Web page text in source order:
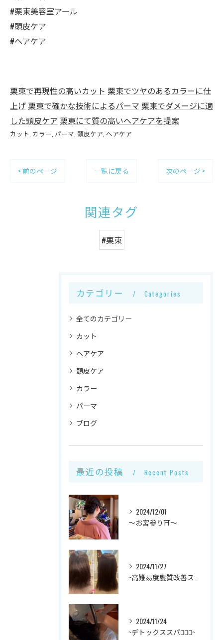
#栗東美容室アール
#頭皮ケア
#ヘアケア
栗東で再現性の高いカット 栗東でツヤのあるカラーに仕
上げ 栗東で確かな技術によるパーマ 栗東でダメージに適
した頭皮ケア 栗東にて質の高いヘアケアを提案
カット カラー パーマ 頭皮ケア ヘアケア
< 前のページ 一覧に戻る 次のページ >
関連タグ
#栗東
カテゴリー Categories
全てのカテゴリー
カット
ヘアケア
頭皮ケア
カラー
パーマ
ブログ
最近の投稿 Recent Posts
2024/12/01
～お宮参り⛩～
2024/11/27
~高難易度髪質改善ストレート✨~
2024/11/24
~デトックススパ💆🏻‍♀️~